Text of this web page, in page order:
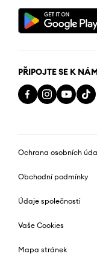
PŘIPOJTE SE K
Ochrana osobních
Obchodní podmínky
Údaje společnosti
Vaše Cookies
Mapa stránek